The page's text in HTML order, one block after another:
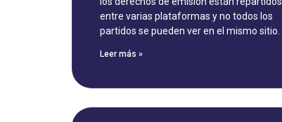
entre varias plataformas y no todos los
partidos se pueden ver en el mismo sitio.
Leer más »